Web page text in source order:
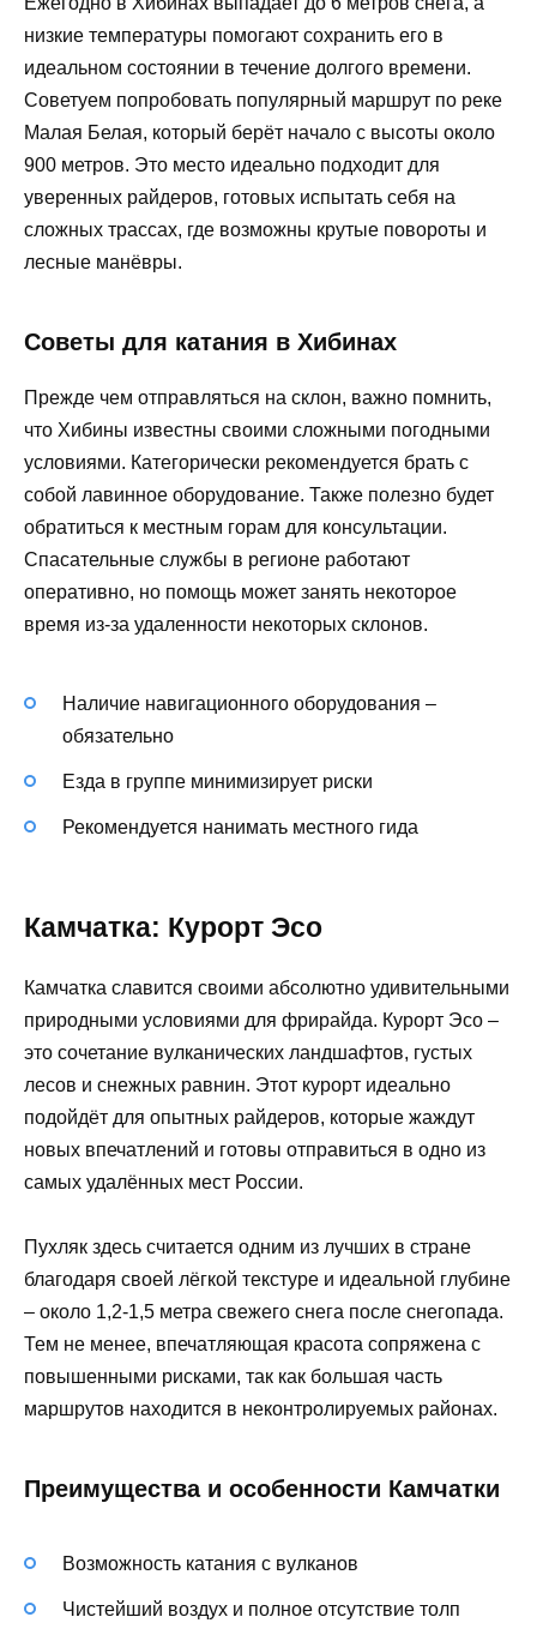
низкие температуры помогают сохранить его в
идеальном состоянии в течение долгого времени.
Советуем попробовать популярный маршрут по реке
Малая Белая, который берёт начало с высоты около
900 метров. Это место идеально подходит для
уверенных райдеров, готовых испытать себя на
сложных трассах, где возможны крутые повороты и
лесные манёвры.
Советы для катания в Хибинах
Прежде чем отправляться на склон, важно помнить,
что Хибины известны своими сложными погодными
условиями. Категорически рекомендуется брать с
собой лавинное оборудование. Также полезно будет
обратиться к местным горам для консультации.
Спасательные службы в регионе работают
оперативно, но помощь может занять некоторое
время из-за удаленности некоторых склонов.
Наличие навигационного оборудования –
обязательно
Езда в группе минимизирует риски
Рекомендуется нанимать местного гида
Камчатка: Курорт Эсо
Камчатка славится своими абсолютно удивительными
природными условиями для фрирайда. Курорт Эсо –
это сочетание вулканических ландшафтов, густых
лесов и снежных равнин. Этот курорт идеально
подойдёт для опытных райдеров, которые жаждут
новых впечатлений и готовы отправиться в одно из
самых удалённых мест России.
Пухляк здесь считается одним из лучших в стране
благодаря своей лёгкой текстуре и идеальной глубине
– около 1,2-1,5 метра свежего снега после снегопада.
Тем не менее, впечатляющая красота сопряжена с
повышенными рисками, так как большая часть
маршрутов находится в неконтролируемых районах.
Преимущества и особенности Камчатки
Возможность катания с вулканов
Чистейший воздух и полное отсутствие толп